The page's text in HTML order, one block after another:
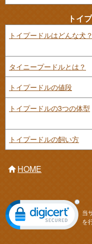
トイ
トイプードルはどんな犬？
タイニープードルとは？
トイプードルの値段
トイプードルの3つの体型
トイプードルの飼い方
HOME
当
を